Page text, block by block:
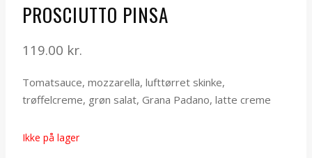
PROSCIUTTO PINSA
119.00 kr.
Tomatsauce, mozzarella, lufttørret skinke,
trøffelcreme, grøn salat, Grana Padano, latte creme
Ikke på lager